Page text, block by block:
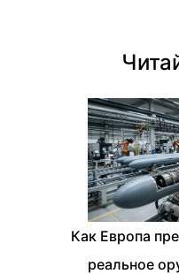
Как Европа
реальное